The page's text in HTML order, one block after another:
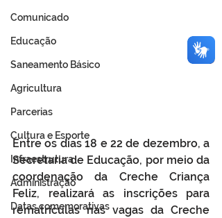
Comunicado
Educação
Saneamento Básico
Agricultura
Parcerias
Cultura e Esporte
Infraestrutura
Administração
Datas comemorativas
Entre os dias 18 e 22 de dezembro, a
Secretaria de Educação, por meio da
coordenação da Creche Criança
Feliz, realizará as inscrições para
rematrículas nas vagas da Creche